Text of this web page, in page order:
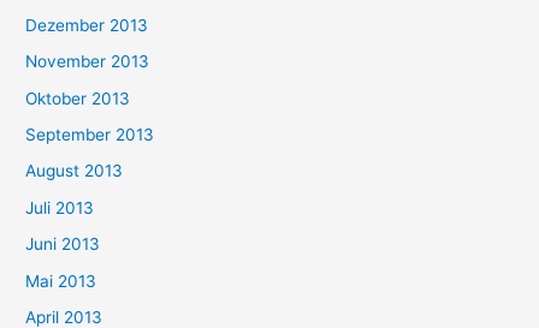
Dezember 2013
November 2013
Oktober 2013
September 2013
August 2013
Juli 2013
Juni 2013
Mai 2013
April 2013